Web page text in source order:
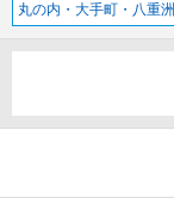
丸の内・大手町・八重洲